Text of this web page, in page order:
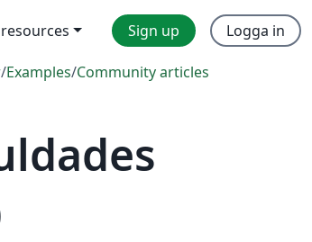
Sign up Logga in
/Examples/Community articles